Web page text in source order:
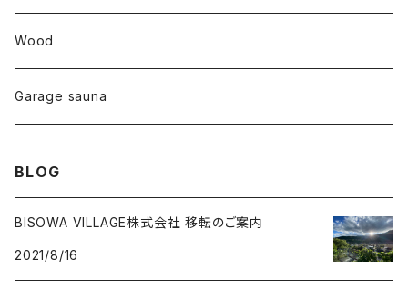
クォーツインクォーツ
ムーンストーン
ルチルクォーツ
others
foods
能作
∞Seiko Usami∞
Wood
Garage sauna
BLOG
BISOWA VILLAGE株式会社 移転のご案内
2021/8/16